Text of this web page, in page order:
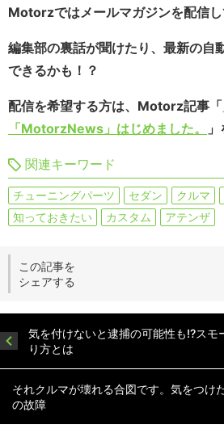
Motorzではメールマガジンを配信し
編集部の裏話が聞けたり、最新の自
できるかも！？
配信を希望する方は、Motorz記事「
「MotorzNews」はじめました。
関連キーワード
チューニングパーツ セダン クルマ
知っておきたい
カスタム アテンザ
この記事を
シェアする
気を付けないと逮捕の可能性も!?スモ
り方とは
それクルマが壊れる合図です。気をつけ
の故障